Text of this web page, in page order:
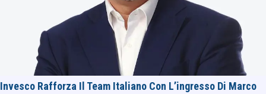
Invesco Rafforza Il Team Italiano Con L’ingresso Di Marco